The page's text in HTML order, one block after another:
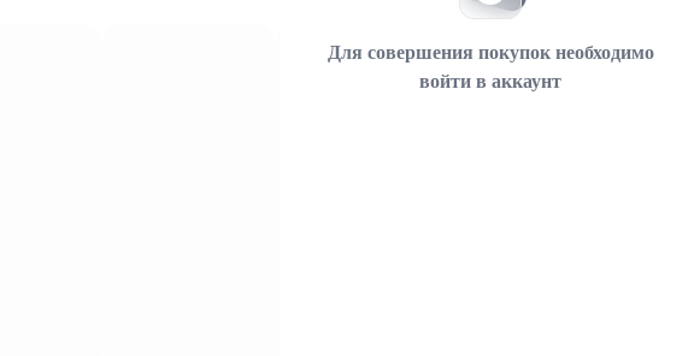
Для совершения покупок необходимо
войти в аккаунт